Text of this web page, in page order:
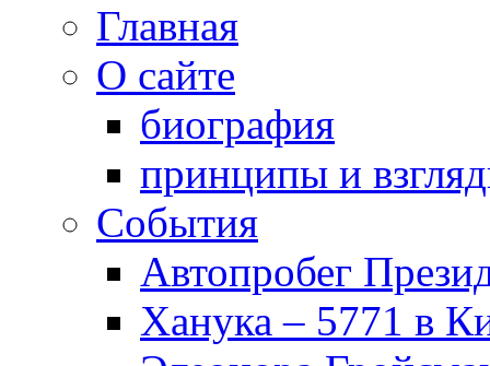
Главная
О сайте
биография
принципы и
События
Автопробег
Ханука – 5771 в